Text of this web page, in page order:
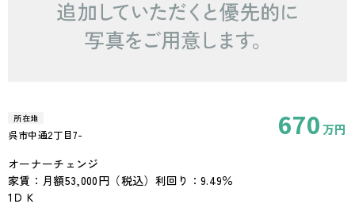
所在地
呉市中通2丁目7- 670万円
オーナーチェンジ
家賃：月額53,000円（税込）利回り：9.49％
1ＤＫ